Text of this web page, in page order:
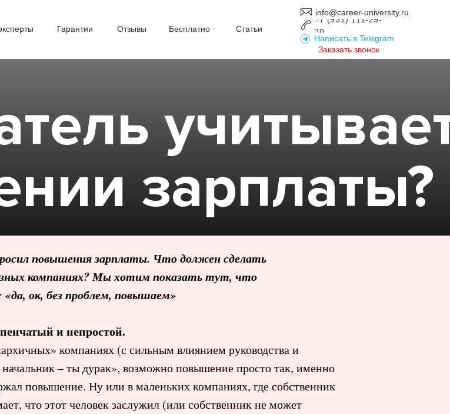
info@career-university.ru
+7 (931) 111-29-
30
Заказать звонок
Написать в Telegram
Гарантии Отзывы Статьи
Бесплатно
зарплаты?
повышения зарплаты. Что должен сделать
компаниях? Мы хотим показать тут, что
ок, без проблем, повышаем»
и непростой.
компаниях (с сильным влиянием руководства и
– ты дурак», возможно повышение просто так, именно
повышение. Ну или в маленьких компаниях, где собственник
что этот человек заслужил (или собственник не может